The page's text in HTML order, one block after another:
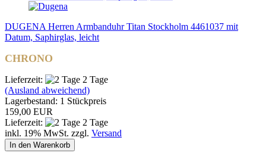
DUGENA Herren Armbanduhr Titan Stockholm 4461037 mit
Datum, Saphirglas, leicht
CHRONO
Lieferzeit:
2 Tage
(Ausland abweichend)
Lagerbestand: 1 Stückpreis
159,00 EUR
Lieferzeit:
2 Tage
inkl. 19% MwSt. zzgl. Versand
In den Warenkorb